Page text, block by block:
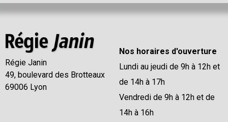
Régie Janin
49, boulevard des Brotteaux
69006 Lyon
Nos horaires d'ouverture
Lundi au jeudi de 9h à 12h et
de 14h à 17h
Vendredi de 9h à 12h et de
14h à 16h